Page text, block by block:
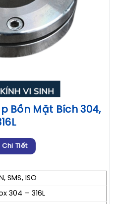
Bồn Mặt Bích 304,
Chi Tiết
SMS, ISO
304 – 316L